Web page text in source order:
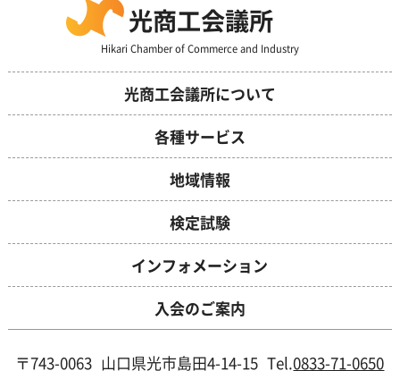
光商工会議所
Hikari Chamber of Commerce and Industry
光商工会議所について
各種サービス
地域情報
検定試験
インフォメーション
入会のご案内
〒743-0063 山口県光市島田4-14-15 Tel.0833-71-0650